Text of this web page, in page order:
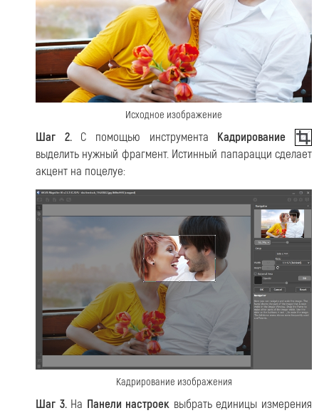
Исходное изображение
Шаг 2.С помощью инструмента Кадрирование
выделить нужный фрагмент. Истинный папарацци сделает
акцент на поцелуе:
Кадрирование изображения
Шаг 3.На Панели настроек выбрать единицы измерения